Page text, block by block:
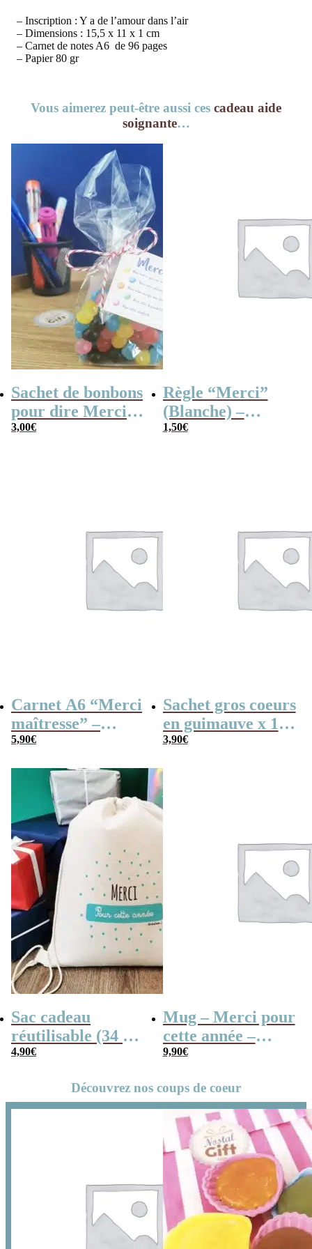
– Inscription : Y a de l’amour dans l’air
– Dimensions : 15,5 x 11 x 1 cm
– Carnet de notes A6 de 96 pages
– Papier 80 gr
Vous aimerez peut-être aussi ces cadeau aide
soignante…
Sachet de bonbons
pour dire Merci –
Dragibus
3,00€
Règle “Merci”
(Blanche) –
Cadeau maîtresse
1,50€
Carnet A6 “Merci
maîtresse” –
Cadeau maîtresse,
5,90€
Sachet gros coeurs
en guimauve x 15
– “Merci” –
3,90€
Sac cadeau
réutilisable (34 x
42 x cm) et sa
pour cette année
4,90€
Mug – Merci pour
cette année –
Collection “Dessin
9,90€
Découvrez nos coups de coeur